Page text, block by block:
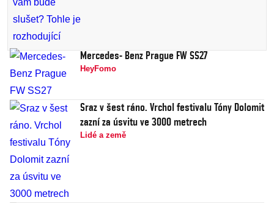
Mercedes- Benz Prague FW SS27
HeyFomo
Sraz v šest ráno. Vrchol festivalu Tóny Dolomit
zazní za úsvitu ve 3000 metrech
Lidé a země